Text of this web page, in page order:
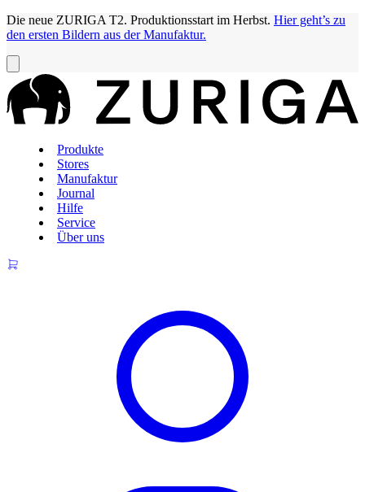
Die neue ZURIGA T2. Produktionsstart im Herbst. Hier geht’s zu
den ersten Bildern aus der Manufaktur.
Produkte
Stores
Manufaktur
Journal
Hilfe
Service
Über uns